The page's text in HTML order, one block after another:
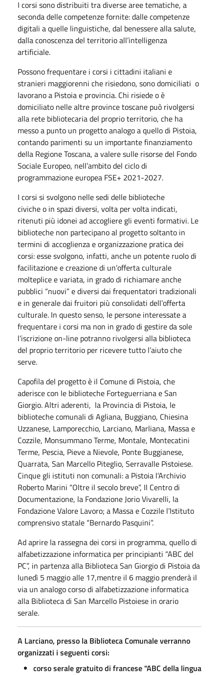
I corsi sono distribuiti tra diverse aree tematiche, a
seconda delle competenze fornite: dalle competenze
digitali a quelle linguistiche, dal benessere alla salute,
dalla conoscenza del territorio all’intelligenza
artificiale.
Possono frequentare i corsi i cittadini italiani e
stranieri maggiorenni che risiedono, sono domiciliati o
lavorano a Pistoia e provincia. Chi risiede o è
domiciliato nelle altre province toscane può rivolgersi
alla rete bibliotecaria del proprio territorio, che ha
messo a punto un progetto analogo a quello di Pistoia,
contando parimenti su un importante finanziamento
della Regione Toscana, a valere sulle risorse del Fondo
Sociale Europeo, nell’ambito del ciclo di
programmazione europea FSE+ 2021-2027.
I corsi si svolgono nellesedi delle biblioteche
civiche o in spazi diversi, volta per volta indicati,
ritenuti più idonei ad accogliere gli eventi formativi. Le
biblioteche non partecipano al progetto soltanto in
termini di accoglienza e organizzazione pratica dei
corsi: esse svolgono, infatti, anche un potente ruolo di
facilitazione e creazione di un’offerta culturale
molteplice e variata, in grado di richiamare anche
pubblici “nuovi” e diversi dai frequentatori tradizionali
e in generale dai fruitori più consolidati dell’offerta
culturale. In questo senso, le persone interessate a
frequentare i corsi ma non in grado di gestire da sole
l’iscrizione on-line potranno rivolgersi alla biblioteca
del proprio territorio per ricevere tutto l’aiuto che
serve.
Capofila del progetto è il Comune di Pistoia, che
aderisce con le biblioteche Forteguerriana e San
Giorgio. Altri aderenti, la Provincia di Pistoia, le
biblioteche comunali di Agliana, Buggiano, Chiesina
Uzzanese, Lamporecchio, Larciano, Marliana, Massa e
Cozzile, Monsummano Terme, Montale, Montecatini
Terme, Pescia, Pieve a Nievole, Ponte Buggianese,
Quarrata, San Marcello Piteglio, Serravalle Pistoiese.
Cinque gli istituti non comunali: a Pistoia l’Archivio
Roberto Marini “Oltre il secolo breve”, Il Centro di
Documentazione, la Fondazione Jorio Vivarelli, la
Fondazione Valore Lavoro; a Massa e Cozzile l’Istituto
comprensivo statale “Bernardo Pasquini”.
Ad aprire la rassegna dei corsi in programma, quello di
alfabetizzazione informatica per principianti “ABC del
PC”, in partenza alla Biblioteca San Giorgio di Pistoia da
lunedì 5 maggio alle 17,mentre il 6 maggio prenderà il
via un analogo corso di alfabetizzazione informatica
alla Biblioteca di San Marcello Pistoiese in orario
serale.
A Larciano, presso la Biblioteca Comunale verranno
organizzati i seguenti corsi:
corso serale gratuito di francese "ABC della lingua